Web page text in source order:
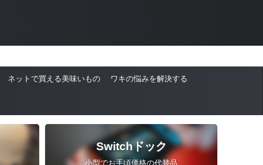
ネットで買える美味いもの ワキの悩みを解決する
Switchドック
小型でお手頃価格の代替品